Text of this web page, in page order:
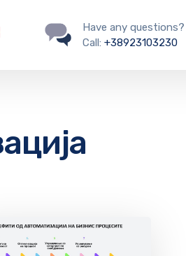
Have any questions?
Call: +38923103230